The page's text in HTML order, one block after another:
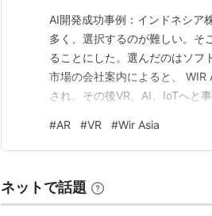
AI開発成功事例：インドネシア
多く、選択するのが難しい。そ
ることにした。選んだのはソフ
市場の会社案内によると、
され、その後VR、AI、IoTへと
Global Kreatif（4%）と一般投
#AR #VR #Wir Asia
ネットで話題